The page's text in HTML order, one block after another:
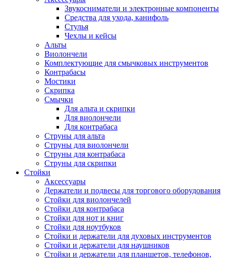
Звукосниматели и электронные компоненты
Средства для ухода, канифоль
Стулья
Чехлы и кейсы
Альты
Виолончели
Комплектующие для смычковых инструментов
Контрабасы
Мостики
Скрипка
Смычки
Для альта и скрипки
Для виолончели
Для контрабаса
Струны для альта
Струны для виолончели
Струны для контрабаса
Струны для скрипки
Стойки
Аксессуары
Держатели и подвесы для торгового оборудования
Стойки для виолончелей
Стойки для контрабаса
Стойки для нот и книг
Стойки для ноутбуков
Стойки и держатели для духовых инструментов
Стойки и держатели для наушников
Стойки и держатели для планшетов, телефонов,